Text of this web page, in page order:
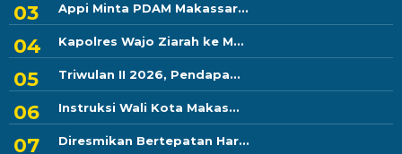
Appi Minta PDAM Makassar...
Kapolres Wajo Ziarah ke M...
Triwulan II 2026, Pendapa...
Instruksi Wali Kota Makas...
Diresmikan Bertepatan Har...